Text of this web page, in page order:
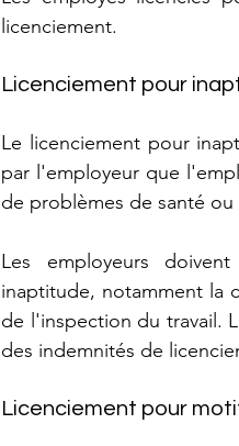
licenciement.
Licenciement pour
Le licenciement pour
par l'employeur que
de problèmes de santé ou
Les employeurs
inaptitude, notamment la
de l'inspection du travail.
des indemnités de
Licenciement pour